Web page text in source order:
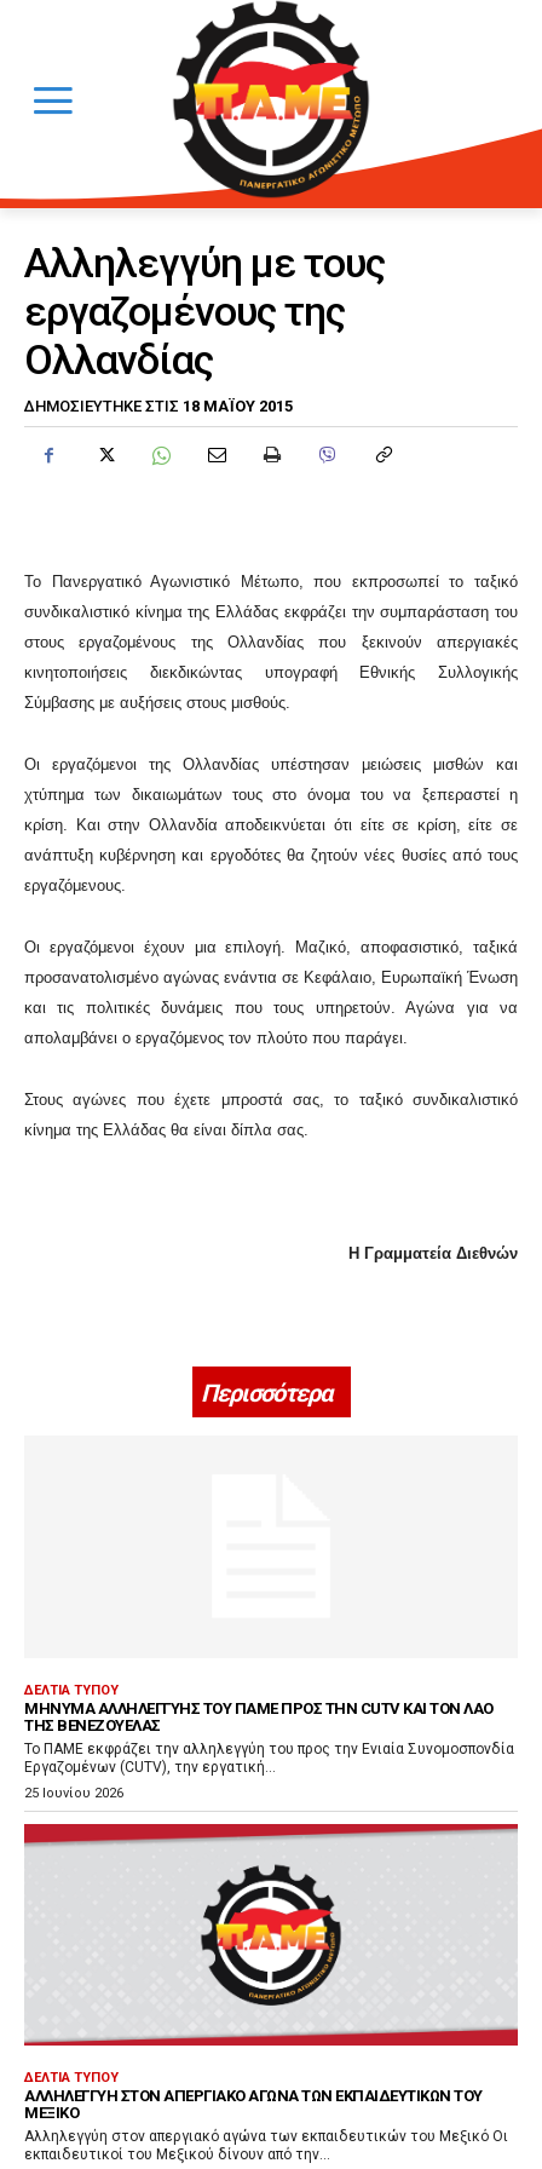
Αλληλεγγύη με τους
εργαζομένους της
Ολλανδίας
ΔΗΜΟΣΙΕΎΤΗΚΕ ΣΤΙΣ 18 ΜΑΪ́ΟΥ 2015
Το Πανεργατικό Αγωνιστικό Μέτωπο, που εκπροσωπεί το ταξικό
συνδικαλιστικό κίνημα της Ελλάδας εκφράζει την συμπαράσταση του
στους εργαζομένους της Ολλανδίας που ξεκινούν απεργιακές
κινητοποιήσεις διεκδικώντας υπογραφή Εθνικής Συλλογικής
Σύμβασης με αυξήσεις στους μισθούς.
Οι εργαζόμενοι της Ολλανδίας υπέστησαν μειώσεις μισθών και
χτύπημα των δικαιωμάτων τους στο όνομα του να ξεπεραστεί η
κρίση. Και στην Ολλανδία αποδεικνύεται ότι είτε σε κρίση, είτε σε
ανάπτυξη κυβέρνηση και εργοδότες θα ζητούν νέες θυσίες από τους
εργαζόμενους.
Οι εργαζόμενοι έχουν μια επιλογή. Μαζικό, αποφασιστικό, ταξικά
προσανατολισμένο αγώνας ενάντια σε Κεφάλαιο, Ευρωπαϊκή Ένωση
και τις πολιτικές δυνάμεις που τους υπηρετούν. Αγώνα για να
απολαμβάνει ο εργαζόμενος τον πλούτο που παράγει.
Στους αγώνες που έχετε μπροστά σας, το ταξικό συνδικαλιστικό
κίνημα της Ελλάδας θα είναι δίπλα σας.
Η Γραμματεία Διεθνών
Περισσότερα
ΔΕΛΤΊΑ ΤΎΠΟΥ
ΜΉΝΥΜΑ ΑΛΛΗΛΕΓΓΎΗΣ ΤΟΥ ΠΑΜΕ ΠΡΟΣ ΤΗΝ CUTV ΚΑΙ ΤΟΝ ΛΑΌ
ΤΗΣ ΒΕΝΕΖΟΥΈΛΑΣ
Το ΠΑΜΕ εκφράζει την αλληλεγγύη του προς την Ενιαία Συνομοσπονδία
Εργαζομένων (CUTV), την εργατική...
25 Ιουνίου 2026
ΔΕΛΤΊΑ ΤΎΠΟΥ
ΑΛΛΗΛΕΓΓΎΗ ΣΤΟΝ ΑΠΕΡΓΙΑΚΌ ΑΓΏΝΑ ΤΩΝ ΕΚΠΑΙΔΕΥΤΙΚΏΝ ΤΟΥ
ΜΕΞΙΚΌ
Αλληλεγγύη στον απεργιακό αγώνα των εκπαιδευτικών του Μεξικό Οι
εκπαιδευτικοί του Μεξικού δίνουν από την...